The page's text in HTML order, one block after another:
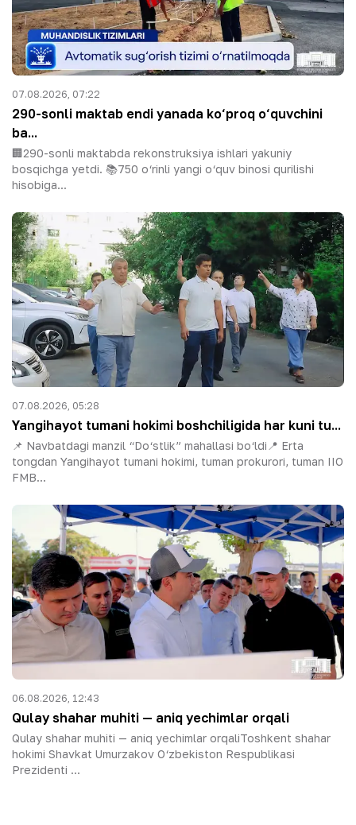
07.08.2026, 07:22
290-sonli maktab endi yanada ko‘proq o‘quvchini
ba...
🏢290-sonli maktabda rekonstruksiya ishlari yakuniy
bosqichga yetdi. 📚750 o‘rinli yangi o‘quv binosi qurilishi
hisobiga...
07.08.2026, 05:28
Yangihayot tumani hokimi boshchiligida har kuni tu...
📌 Navbatdagi manzil “Do‘stlik” mahallasi bo‘ldi📍 Erta
tongdan Yangihayot tumani hokimi, tuman prokurori, tuman IIO
FMB...
06.08.2026, 12:43
Qulay shahar muhiti — aniq yechimlar orqali
Qulay shahar muhiti — aniq yechimlar orqaliToshkent shahar
hokimi Shavkat Umurzakov O‘zbekiston Respublikasi
Prezidenti ...